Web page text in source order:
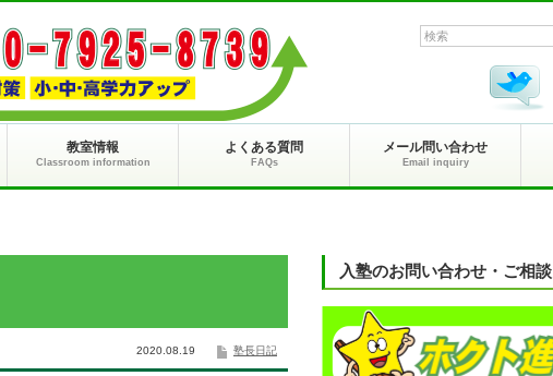
教室情報
Classroom information
よくある質問
FAQs
メール問い合わせ
Email inquiry
塾長日記
2020.08.19
入塾のお問い合わせ・ご相談